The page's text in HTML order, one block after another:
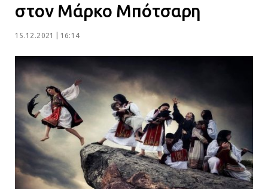
στον Μάρκο Μπότσαρη
15.12.2021 | 16:14